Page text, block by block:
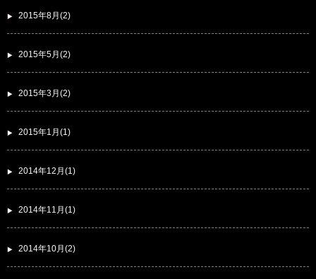
2015年8月(2)
2015年5月(2)
2015年3月(2)
2015年1月(1)
2014年12月(1)
2014年11月(1)
2014年10月(2)